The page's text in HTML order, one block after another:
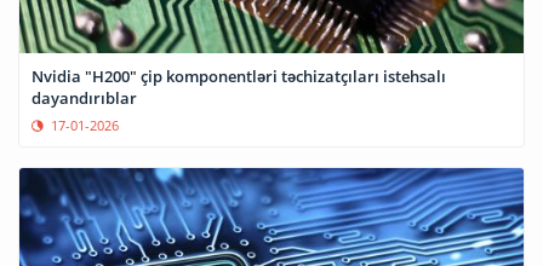
Nvidia "H200" çip komponentləri təchizatçıları istehsalı
dayandırıblar
17-01-2026